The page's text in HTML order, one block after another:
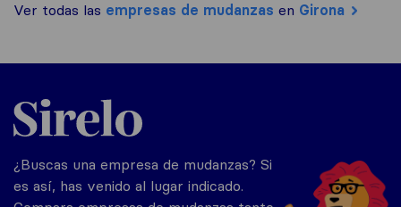
Ver todas las empresas de mudanzas en Girona
Sirelo.es
¿Buscas una empresa de mudanzas? Si
es así, has venido al lugar indicado.